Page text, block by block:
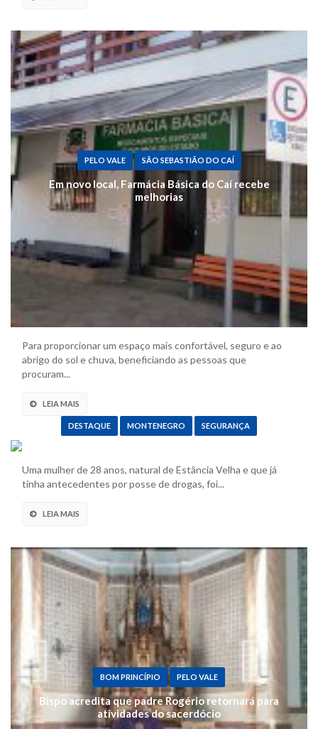
PELO VALE SÃO SEBASTIÃO DO CAÍ
Em novo local, Farmácia Básica do Caí recebe
melhorias
Para proporcionar um espaço mais confortável, seguro e ao
abrigo do sol e chuva, beneficiando as pessoas que
procuram...
LEIA MAIS
DESTAQUE MONTENEGRO SEGURANÇA
Uma mulher de 28 anos, natural de Estância Velha e que já
tinha antecedentes por posse de drogas, foi...
LEIA MAIS
BOM PRINCÍPIO PELO VALE
Bispo acredita que padre Rogério retornará para
atividades do sacerdócio